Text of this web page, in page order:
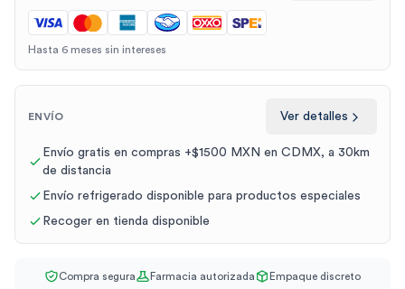
Hasta 6 meses sin intereses
ENVÍO Ver detalles
Envío gratis en compras +$1500 MXN en CDMX, a 30km
de distancia
Envío refrigerado disponible para productos especiales
Recoger en tienda disponible
Compra segura Farmacia autorizada Empaque discreto